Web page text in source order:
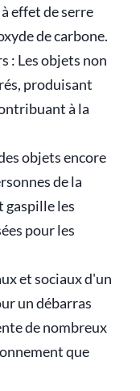
effet de serre
de carbone.
: Les objets non
produisant
à la
objets encore
de la
gaspille les
pour les
et sociaux d'un
un débarras
de nombreux
que